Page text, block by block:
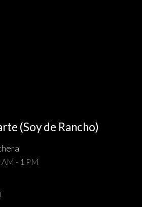
(Soy de Rancho)
AM - 1 PM